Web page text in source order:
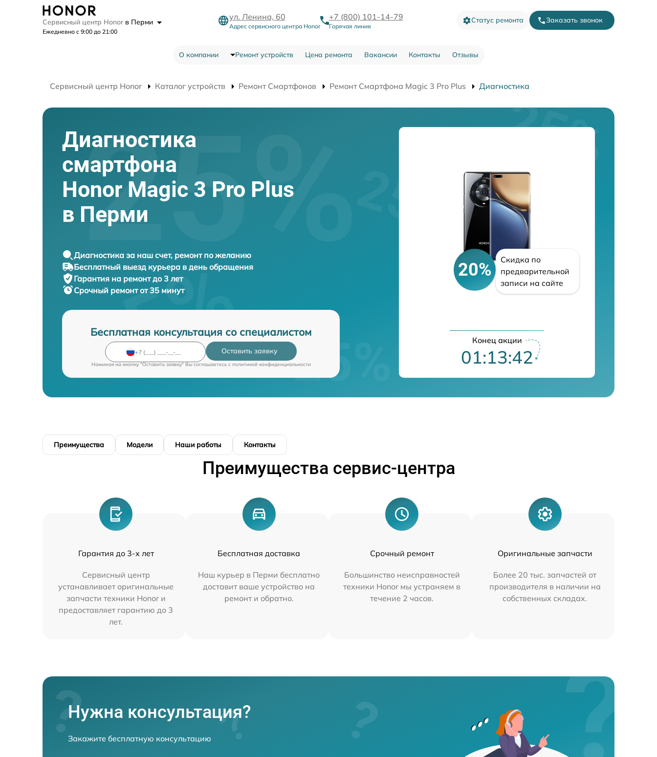
Сервисный центр Honor в Перми
Ежедневно с 9:00 до 21:00
ул. Ленина, 60
Адрес сервисного центра Honor
+7 (800) 101-14-79
Горячая линия
Статус ремонта Заказать звонок
О компании Ремонт устройств Цена ремонта Вакансии Контакты Отзывы
Сервисный центр Honor Каталог устройств Ремонт Смартфонов Ремонт Смартфона Magic 3 Pro Plus Диагностика
Диагностика
смартфона
Honor Magic 3 Pro Plus
в Перми
Диагностика за наш счет, ремонт по желанию
Бесплатный выезд курьера в день обращения
Гарантия на ремонт до 3 лет
Срочный ремонт от 35 минут
Бесплатная консультация со специалистом
Оставить заявку
Нажимая на кнопку "Оставить заявку" Вы соглашаетесь c политикой конфиденциальности
20%
Скидка по
предварительной
записи на сайте
Конец акции
01:13:41
Преимущества Модели Наши работы Контакты
Преимущества сервис-центра
Гарантия до 3-х лет
Сервисный центр
устанавливает оригинальные
запчасти техники Honor и
предоставляет гарантию до 3
лет.
Бесплатная доставка
Наш курьер в Перми бесплатно
доставит ваше устройство на
ремонт и обратно.
Срочный ремонт
Большинство неисправностей
техники Honor мы устраняем в
течение 2 часов.
Оригинальные запчасти
Более 20 тыс. запчастей от
производителя в наличии на
собственных складах.
Нужна консультация?
Закажите бесплатную консультацию